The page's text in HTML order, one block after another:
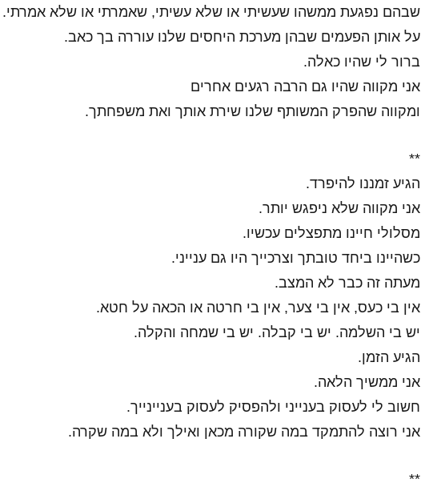
שבהם נפגעת ממשהו שעשיתי או שלא עשיתי, שאמרתי או שלא אמרתי.
על אותן הפעמים שבהן מערכת היחסים שלנו עוררה בך כאב.
ברור לי שהיו כאלה.
אני מקווה שהיו גם הרבה רגעים אחרים
ומקווה שהפרק המשותף שלנו שירת אותך ואת משפחתך.
**
הגיע זמננו להיפרד.
אני מקווה שלא ניפגש יותר.
מסלולי חיינו מתפצלים עכשיו.
כשהיינו ביחד טובתך וצרכייך היו גם ענייני.
מעתה זה כבר לא המצב.
אין בי כעס, אין בי צער, אין בי חרטה או הכאה על חטא.
יש בי השלמה. יש בי קבלה. יש בי שמחה והקלה.
הגיע הזמן.
אני ממשיך הלאה.
חשוב לי לעסוק בענייני ולהפסיק לעסוק בעניינייך.
אני רוצה להתמקד במה שקורה מכאן ואילך ולא במה שקרה.
**